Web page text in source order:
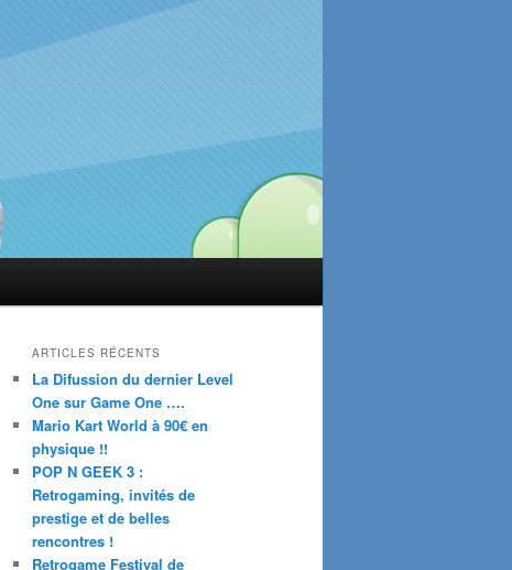
ARTICLES RÉCENTS
La Difussion du dernier Level
One sur Game One ….
Mario Kart World à 90€ en
physique !!
POP N GEEK 3 :
Retrogaming, invités de
prestige et de belles
rencontres !
Retrogame Festival de